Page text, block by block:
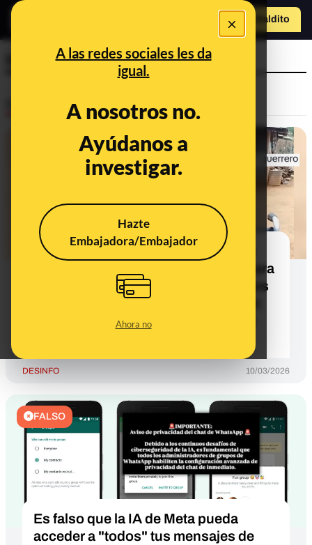
×
A las redes sociales les da
igual.
A nosotros no.
Ayúdanos a
investigar.
Hazte
Embajadora/Embajador
Ahora no
Hazte Maldito
inteligencia artificial
Este vídeo de Emiliano, un niño sin
piernas ni brazos que pide ayuda para
llegar a 5 millones de visualizaciones
y conseguir sus prótesis, no es real:
tiene indicios de haber sido creado
DESINFO 10/03/2026
FALSO
Es falso que la IA de Meta pueda
acceder a "todos" tus mensajes de